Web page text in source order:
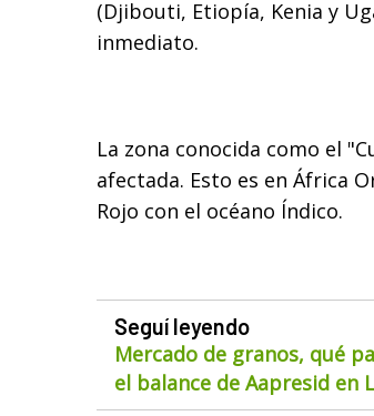
(Djibouti, Etiopía, Kenia y
inmediato.
La zona conocida como el
afectada. Esto es en África
Rojo con el océano Índico.
Seguí leyendo
Mercado de granos, qué
el balance de Aapresid en